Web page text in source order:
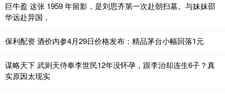
巨牛盈 这张 1959 年留影，是刘思齐第一次赴朝扫墓。与妹妹邵
华远赴异国，
保利配资 酒价内参4月29日价格发布：精品茅台小幅回落1元
谋略天下 武则天侍奉李世民12年没怀孕，跟李治却连生6子？真
实原因太现实